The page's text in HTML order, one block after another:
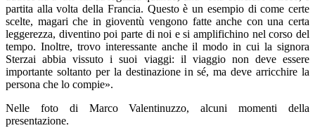
partita alla volta della Francia. Questo è un esempio di come certe
scelte, magari che in gioventù vengono fatte anche con una certa
leggerezza, diventino poi parte di noi e si amplifichino nel corso del
tempo. Inoltre, trovo interessante anche il modo in cui la signora
Sterzai abbia vissuto i suoi viaggi: il viaggio non deve essere
importante soltanto per la destinazione in sé, ma deve arricchire la
persona che lo compie».
Nelle foto di Marco Valentinuzzo, alcuni momenti della
presentazione.